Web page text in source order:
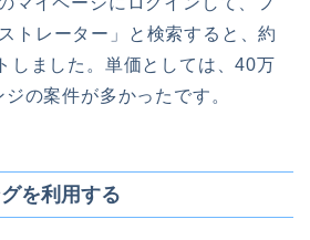
トレーター」と検索すると、約
しました。単価としては、40万
の案件が多かったです。
を利用する